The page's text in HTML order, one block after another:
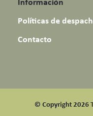
Información
Políticas de
Contacto
© Copyright 2026